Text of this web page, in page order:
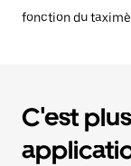
fonction du
C'est